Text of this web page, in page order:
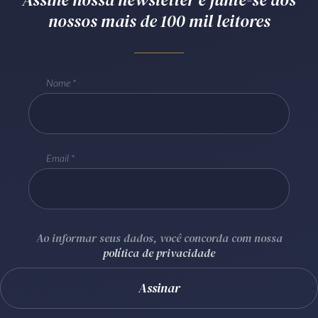
Receba por RSS
Batel Curitiba/PR CEP80240-000
nossos mais de 100 mil leitores
Nome
Email
Ao informar seus dados, você concorda com nossa
política de privacidade